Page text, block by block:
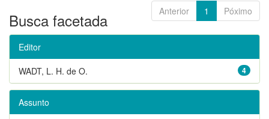
Anterior 1 Póximo
Busca facetada
Editor
4
WADT, L. H. de O.
Assunto